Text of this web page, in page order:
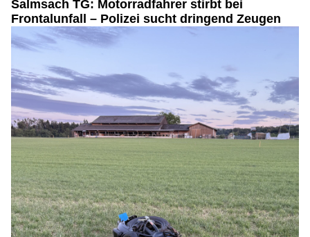
Salmsach TG: Motorradfahrer stirbt bei
Frontalunfall – Polizei sucht dringend Zeugen